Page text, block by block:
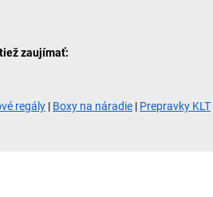
zaujímať:
regály | Boxy na náradie | Prepravky KLT